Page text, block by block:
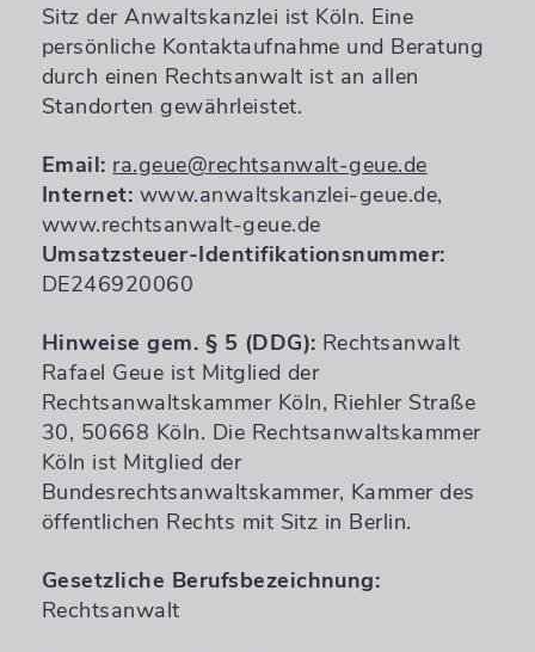
Sitz der Anwaltskanzlei ist Köln. Eine
persönliche Kontaktaufnahme und Beratung
durch einen Rechtsanwalt ist an allen
Standorten gewährleistet.
Email: ra.geue@rechtsanwalt-geue.de
Internet: www.anwaltskanzlei-geue.de,
www.rechtsanwalt-geue.de
Umsatzsteuer-Identifikationsnummer:
DE246920060
Hinweise gem. § 5 (DDG): Rechtsanwalt
Rafael Geue ist Mitglied der
Rechtsanwaltskammer Köln, Riehler Straße
30, 50668 Köln. Die Rechtsanwaltskammer
Köln ist Mitglied der
Bundesrechtsanwaltskammer, Kammer des
öffentlichen Rechts mit Sitz in Berlin.
Gesetzliche Berufsbezeichnung:
Rechtsanwalt